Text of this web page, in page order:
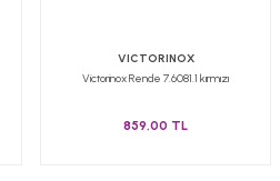
VICTORINOX
Victorinox Rende 7.6081.1 kırmızı
859,00 TL